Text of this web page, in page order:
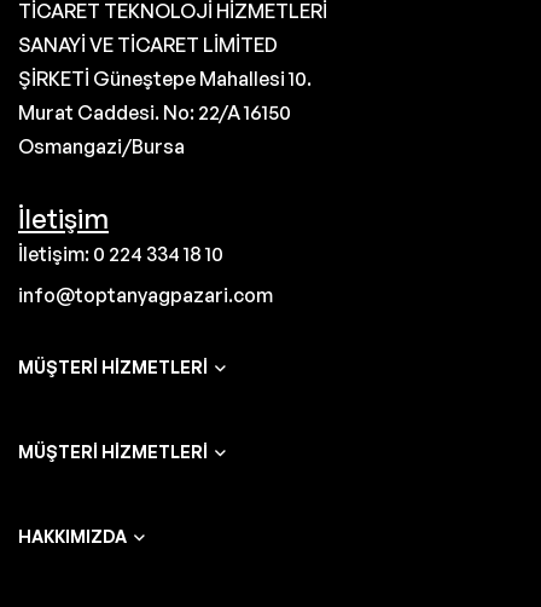
TİCARET TEKNOLOJİ HİZMETLERİ
SANAYİ VE TİCARET LİMİTED
ŞİRKETİ Güneştepe Mahallesi 10.
Murat Caddesi. No: 22/A 16150
Osmangazi/Bursa
İletişim
İletişim: 0 224 334 18 10
info@toptanyagpazari.com
MÜŞTERI HIZMETLERI
MÜŞTERI HIZMETLERI
HAKKIMIZDA